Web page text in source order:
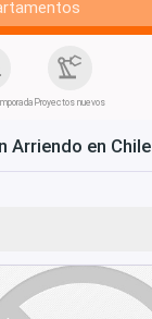
Proyectos nuevos
Arriendo en Chile